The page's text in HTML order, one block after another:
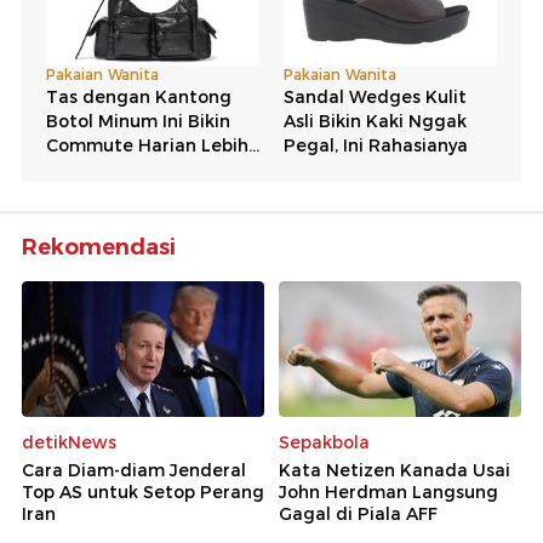
Rekomendasi
detikNews
Cara Diam-diam Jenderal
Top AS untuk Setop Perang
Iran
Sepakbola
Kata Netizen Kanada Usai
John Herdman Langsung
Gagal di Piala AFF